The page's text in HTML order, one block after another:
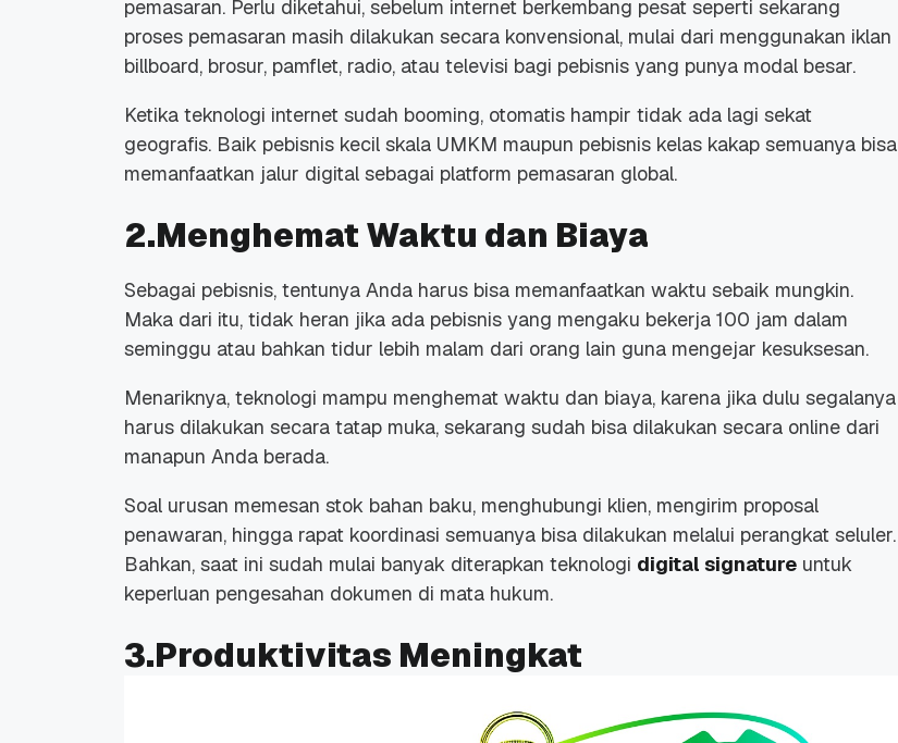
Hosting Qwords
Terbaru
20 Nov, 2025
Untungnya?
27 Jul, 2022
pemasaran. Perlu diketahui, sebelum internet berkembang pesat seperti sekarang
proses pemasaran masih dilakukan secara konvensional, mulai dari menggunakan iklan
billboard, brosur, pamflet, radio, atau televisi bagi pebisnis yang punya modal besar.
Ketika teknologi internet sudah booming, otomatis hampir tidak ada lagi sekat
geografis. Baik pebisnis kecil skala UMKM maupun pebisnis kelas kakap semuanya bisa
memanfaatkan jalur digital sebagai platform pemasaran global.
2.Menghemat Waktu dan Biaya
Sebagai pebisnis, tentunya Anda harus bisa memanfaatkan waktu sebaik mungkin.
Maka dari itu, tidak heran jika ada pebisnis yang mengaku bekerja 100 jam dalam
seminggu atau bahkan tidur lebih malam dari orang lain guna mengejar kesuksesan.
Menariknya, teknologi mampu menghemat waktu dan biaya, karena jika dulu segalanya
harus dilakukan secara tatap muka, sekarang sudah bisa dilakukan secara online dari
manapun Anda berada.
Soal urusan memesan stok bahan baku, menghubungi klien, mengirim proposal
penawaran, hingga rapat koordinasi semuanya bisa dilakukan melalui perangkat seluler.
Bahkan, saat ini sudah mulai banyak diterapkan teknologi digital signature untuk
keperluan pengesahan dokumen di mata hukum.
3.Produktivitas Meningkat